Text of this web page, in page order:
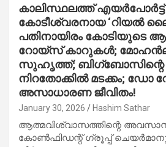
കാലിസ്ഥലത്ത്
കോടീശ്വരനായ ‘റിയല്‍
പതിനായിരം കോടിയുടെ
റോയ്സ് കാറുകള്‍;
സുഹൃത്ത്;
നിറതോക്കില്‍ മടക്കം; ഡോ
അസാധാരണ ജീവിതം!
January 30, 2026 Hashim Sathar
ആത്മവിശ്വാസത്തിന്റെ
കോണ്‍ഫിഡന്റ് ഗ്രൂപ്പ്